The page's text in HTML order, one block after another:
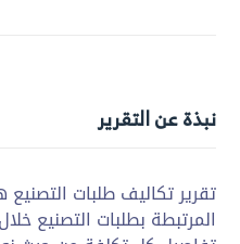
نبذة عن التقرير
تقرير تكاليف طلبات
المرتبطة بطلبات التصنيع